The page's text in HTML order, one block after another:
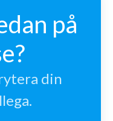
på
din